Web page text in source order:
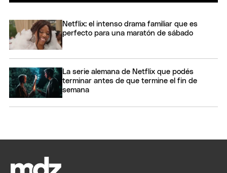
Netflix: el intenso drama familiar que es
perfecto para una maratón de sábado
La serie alemana de Netflix que podés
terminar antes de que termine el fin de
semana